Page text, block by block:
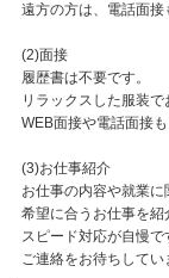
遠方の方は、電話面接
(2)面接
履歴書は不要です。
リラックスした服装で
WEB面接や電話面接も
(3)お仕事紹介
お仕事の内容や就業に
希望に合うお仕事を紹
スピード対応が自慢で
ご連絡をお待ちしてい